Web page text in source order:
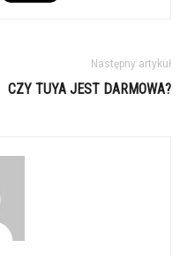
Następny artykuł
CZY TUYA JEST DARMOWA?